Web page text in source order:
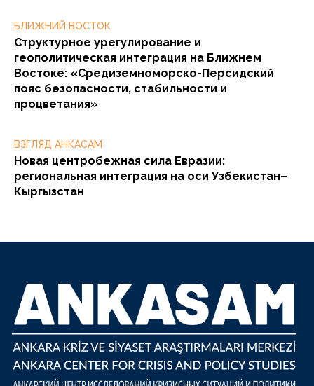
БЛИЖНИЙ ВОСТОК
Структурное урегулирование и
геополитическая интеграция на Ближнем
Востоке: «Средиземноморско-Персидский
пояс безопасности, стабильности и
процветания»
ВЗГЛЯД АНКАСАМ
Новая центробежная сила Евразии:
региональная интеграция на оси Узбекистан–
Кыргызстан